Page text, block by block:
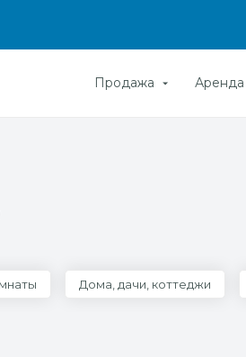
Продажа Аренда
Дома, дачи, коттеджи